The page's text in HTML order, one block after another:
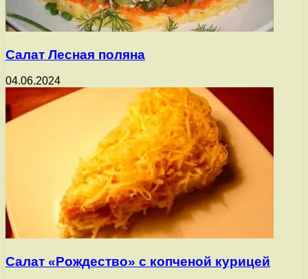
Салат Лесная поляна
04.06.2024
Салат «Рождество» с копченой курицей